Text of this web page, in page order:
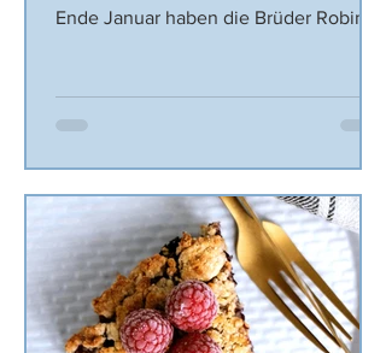
Ende Januar haben die Brüder Robin